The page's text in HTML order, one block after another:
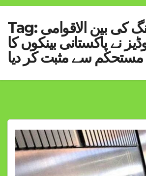
Tag: کی بین الاقوامی
نے پاکستانی بینکوں کا
مستحکم سے مثبت کر دیا